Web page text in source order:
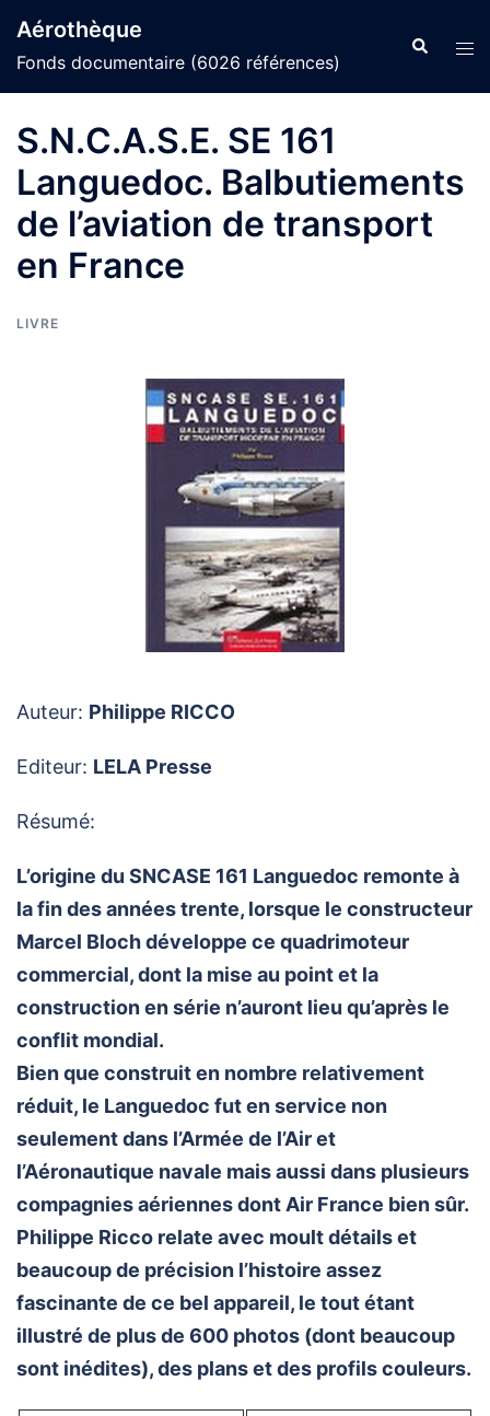
au
contenu
Aérothèque
Fonds documentaire (6026 références)
S.N.C.A.S.E. SE 161
Languedoc. Balbutiements
de l’aviation de transport
en France
LIVRE
Auteur: Philippe RICCO
Editeur: LELA Presse
Résumé:
L’origine du SNCASE 161 Languedoc remonte à
la fin des années trente, lorsque le constructeur
Marcel Bloch développe ce quadrimoteur
commercial, dont la mise au point et la
construction en série n’auront lieu qu’après le
conflit mondial.
Bien que construit en nombre relativement
réduit, le Languedoc fut en service non
seulement dans l’Armée de l’Air et
l’Aéronautique navale mais aussi dans plusieurs
compagnies aériennes dont Air France bien sûr.
Philippe Ricco relate avec moult détails et
beaucoup de précision l’histoire assez
fascinante de ce bel appareil, le tout étant
illustré de plus de 600 photos (dont beaucoup
sont inédites), des plans et des profils couleurs.